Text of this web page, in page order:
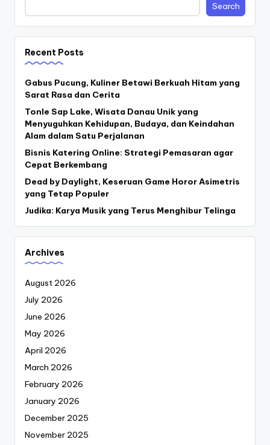
Search
Recent Posts
Gabus Pucung, Kuliner Betawi Berkuah Hitam yang
Sarat Rasa dan Cerita
Tonle Sap Lake, Wisata Danau Unik yang
Menyuguhkan Kehidupan, Budaya, dan Keindahan
Alam dalam Satu Perjalanan
Bisnis Katering Online: Strategi Pemasaran agar
Cepat Berkembang
Dead by Daylight, Keseruan Game Horor Asimetris
yang Tetap Populer
Judika: Karya Musik yang Terus Menghibur Telinga
Archives
August 2026
July 2026
June 2026
May 2026
April 2026
March 2026
February 2026
January 2026
December 2025
November 2025